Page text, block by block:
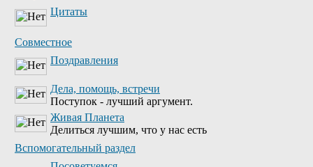
Цитаты
Совместное
Поздравления
Дела, помощь, встречи
Поступок - лучший аргумент.
Живая Планета
Делиться лучшим, что у нас есть
Вспомогательный раздел